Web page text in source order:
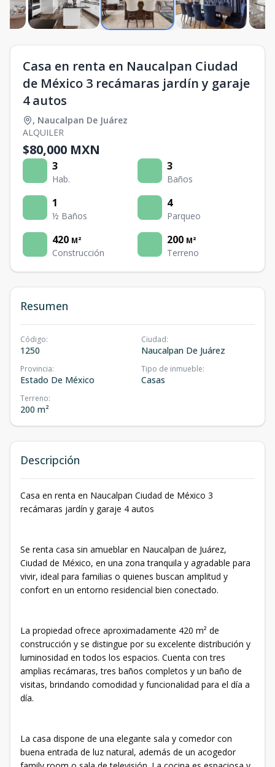
Casa en renta en Naucalpan Ciudad
de México 3 recámaras jardín y garaje
4 autos
, Naucalpan De Juárez
ALQUILER
$80,000 MXN
3
Hab.
3
Baños
1
½ Baños
4
Parqueo
420 M²
Construcción
200 M²
Terreno
Resumen
Código:
1250
Ciudad:
Naucalpan De Juárez
Provincia:
Estado De México
Tipo de inmueble:
Casas
Terreno:
200 m²
Descripción
Casa en renta en Naucalpan Ciudad de México 3
recámaras jardín y garaje 4 autos
Se renta casa sin amueblar en Naucalpan de Juárez,
Ciudad de México, en una zona tranquila y agradable para
vivir, ideal para familias o quienes buscan amplitud y
confort en un entorno residencial bien conectado.
La propiedad ofrece aproximadamente 420 m² de
construcción y se distingue por su excelente distribución y
luminosidad en todos los espacios. Cuenta con tres
amplias recámaras, tres baños completos y un baño de
visitas, brindando comodidad y funcionalidad para el día a
día.
La casa dispone de una elegante sala y comedor con
buena entrada de luz natural, además de un acogedor